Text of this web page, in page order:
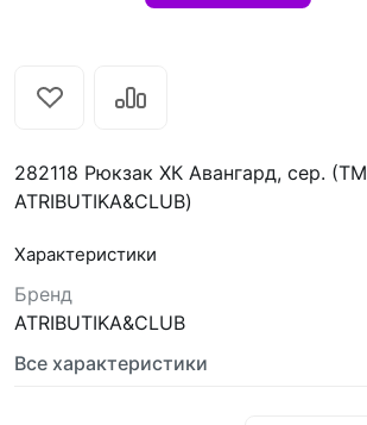
282118 Рюкзак ХК Авангард, сер. (ТМ
ATRIBUTIKA&CLUB)
Характеристики
Бренд
ATRIBUTIKA&CLUB
Все характеристики